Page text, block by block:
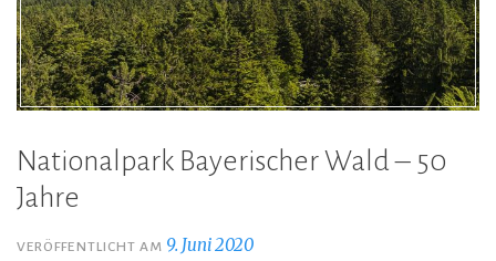
Nationalpark Bayerischer Wald – 50
Jahre
VERÖFFENTLICHT AM 9. Juni 2020